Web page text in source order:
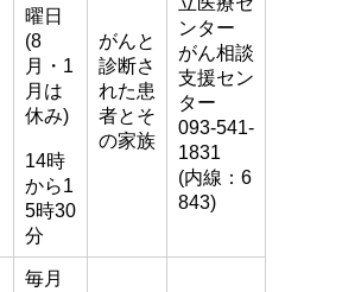
曜日
(8
月・1
月は
休み)
14時
から1
5時30
分
がんと
診断さ
れた患
者とそ
の家族
ンター
がん相談
支援セン
ター
093-541-
1831
(内線：6
843)
毎月